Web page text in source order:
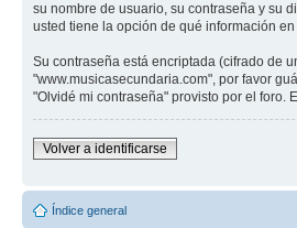
su nombre de usuario, su contraseña y su
usted tiene la opción de qué información
Su contraseña está encriptada (cifrado de
"www.musicasecundaria.com", por favor
"Olvidé mi contraseña" provisto por el foro.
Volver a identificarse
Índice general